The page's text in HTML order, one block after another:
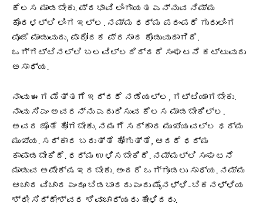
ಕೆಲಸ ಮಾಡಬೇಕು. ಪ್ರಭಾವಿ ಲಿಂಗಾಯತ ಎನ್ನುವ ನಿಮ್ಮ
ಕೊರಳಲ್ಲಿ ಲಿಂಗ ಇಲ್ಲ. ನಮ್ಮ ಧರ್ಮ ಪರಂಪರೆ ಗುರುಲಿಂಗ
ಪೂಜೆ ಮಾಡುವುದು, ಪಾದೋದಕ ಪ್ರಸಾದ ಕೊಡುವುದಾಗಿದೆ.
ಒಗ್ಗಟ್ಟಿನಲ್ಲಿ ಬಲವಿಲ್ಲದಿದ್ದರೆ ಸಂಘಟನೆ ಕಟ್ಟುವುದು
ಅಸಾಧ್ಯ.
ನಾವು ಈಗ ಮೆತ್ತಗೆ ಇದ್ದರೆ ನಡೆಯಲ್ಲ, ಗಟ್ಟಿಯಾಗಬೇಕು.
ನಾವು ಸಿಎಂ ಅವರನ್ನು ಎದುರಿಸುವ ಕೆಲಸ ಮಾಡಬೇಕಿಲ್ಲ.
ಅವರ ಜೊತೆ ಹೋಗಬೇಕು. ನಮಗೆ ಸರ್ಕಾರ ಮುಖ್ಯವಲ್ಲ ಧರ್ಮ
ಮುಖ್ಯ. ಸರ್ಕಾರ ಬರುತ್ತೆ ಹೋಗುತ್ತೆ, ಆದರೆ ಧರ್ಮ
ಕಾಪಾಡಬೇಕಿದೆ. ಧರ್ಮ ಉಳಿಸಬೇಕಿದೆ. ನಮ್ಮಲ್ಲಿ ಸಂಘಟನೆ
ಮಾಡುವ ಅಪೇಕ್ಷ ಇರಬೇಕು. ಅಂದರೆ ಒಗ್ಗೂಡಲು ಸಾಧ್ಯ. ನಮ್ಮ
ಆಚಾರ ವಿಚಾರ ಎಂದೂ ಬಿಡಬಾರದು ಎಂದು ಮೈನಳ್ಳಿ-ಬಿಕನಳ್ಳಿಯ
ಶ್ರೀ ಸಿದ್ದೇಶ್ವರ ಶಿವಾಚಾರ್ಯರು ಹೇಳಿದರು.